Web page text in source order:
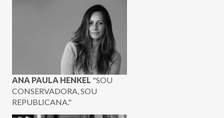
ANA PAULA HENKEL "SOU
CONSERVADORA, SOU
REPUBLICANA."